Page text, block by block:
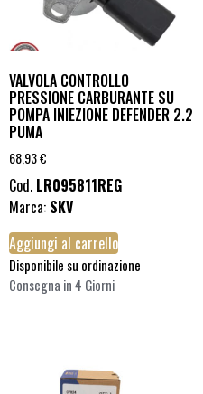
VALVOLA CONTROLLO
PRESSIONE CARBURANTE SU
POMPA INIEZIONE DEFENDER 2.2
PUMA
68,93€
Cod. LR095811REG
Marca: SKV
Aggiungi al carrello
Disponibile su ordinazione
Consegna in 4 Giorni